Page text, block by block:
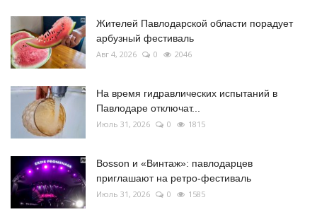
Жителей Павлодарской области порадует
арбузный фестиваль
Авг 4, 2026 0 2046
На время гидравлических испытаний в
Павлодаре отключат...
Июль 31, 2026 0 1815
Bosson и «Винтаж»: павлодарцев
приглашают на ретро-фестиваль
Июль 31, 2026 0 1585